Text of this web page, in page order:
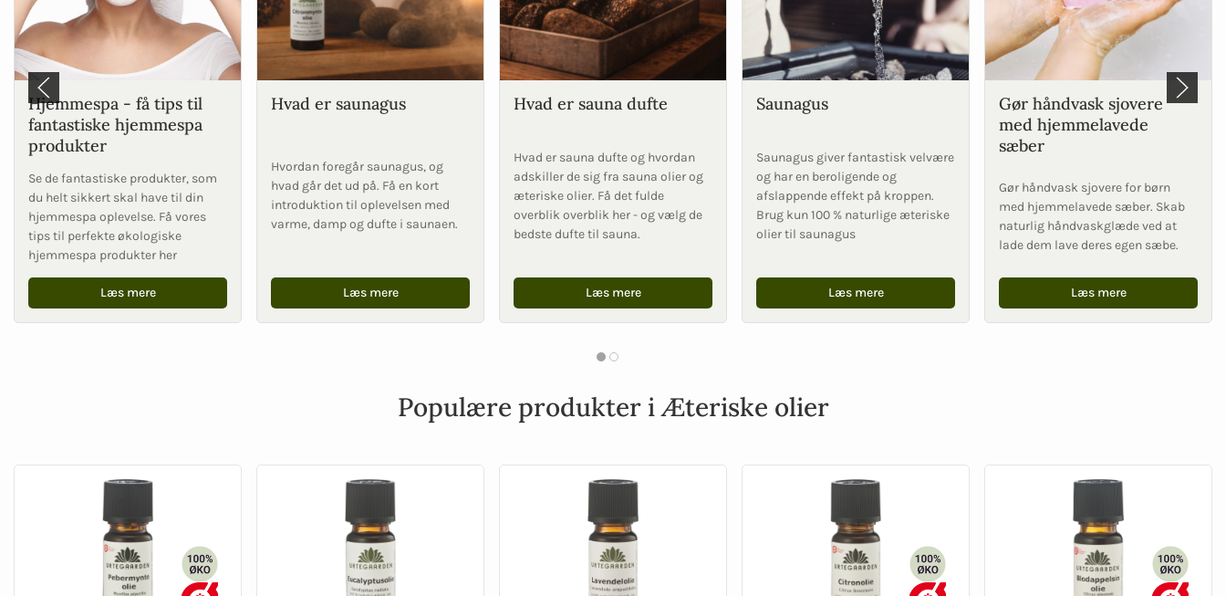
Hjemmespa - få tips til
fantastiske hjemmespa
produkter
Se de fantastiske produkter, som
du helt sikkert skal have til din
hjemmespa oplevelse. Få vores
tips til perfekte økologiske
hjemmespa produkter her
Læs mere
Hvad er saunagus
Hvordan foregår saunagus, og
hvad går det ud på. Få en kort
introduktion til oplevelsen med
varme, damp og dufte i saunaen.
Læs mere
Hvad er sauna dufte
Hvad er sauna dufte og hvordan
adskiller de sig fra sauna olier og
æteriske olier. Få det fulde
overblik overblik her - og vælg de
bedste dufte til sauna.
Læs mere
Saunagus
Saunagus giver fantastisk velvære
og har en beroligende og
afslappende effekt på kroppen.
Brug kun 100 % naturlige æteriske
olier til saunagus
Læs mere
Gør håndvask sjovere
med hjemmelavede
sæber
Gør håndvask sjovere for børn
med hjemmelavede sæber. Skab
naturlig håndvaskglæde ved at
lade dem lave deres egen sæbe.
Læs mere
Populære produkter i Æteriske olier